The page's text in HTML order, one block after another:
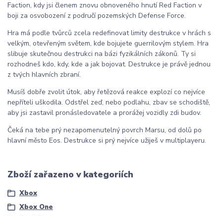
Faction, kdy jsi členem znovu obnoveného hnutí Red Faction v
boji za osvobození z područí pozemských Defense Force.
Hra má podle tvůrců zcela redefinovat limity destrukce v hrách s
velkým, otevřeným světem, kde bojujete guerrilovým stylem. Hra
slibuje skutečnou destrukci na bázi fyzikálních zákonů. Ty si
rozhodneš kdo, kdy, kde a jak bojovat. Destrukce je právě jednou
z tvých hlavních zbraní.
Musíš dobře zvolit útok, aby řetězová reakce explozí co nejvíce
nepříteli uškodila. Odstřel zeď, nebo podlahu, zbav se schodiště,
aby jsi zastavil pronásledovatele a prorážej vozidly zdi budov.
Čeká na tebe prý nezapomenutelný povrch Marsu, od dolů po
hlavní město Eos. Destrukce si prý nejvíce užiješ v multiplayeru.
Zboží zařazeno v kategoriích
Xbox
Xbox One